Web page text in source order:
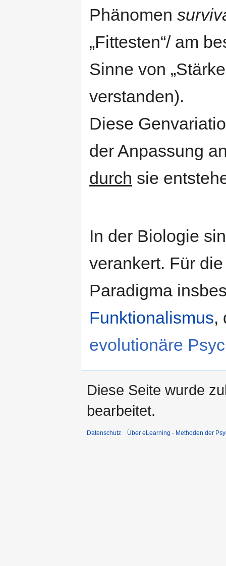
Phänomen
„Fittesten“/ am
Sinne von
verstanden).
Diese
der Anpassung
durch sie
In der Biologie
verankert. Für
Paradigma
Funktionalismus,
evolutionäre
Diese Seite wurde
bearbeitet.
Datenschutz Über eLearning - Methoden der